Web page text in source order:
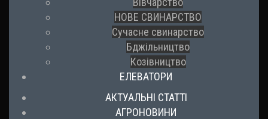
НОВЕ СВИНАРСТВО
Сучасне свинарство
Бджільництво
Козівництво
ЕЛЕВАТОРИ
АКТУАЛЬНІ СТАТТІ
АГРОНОВИНИ